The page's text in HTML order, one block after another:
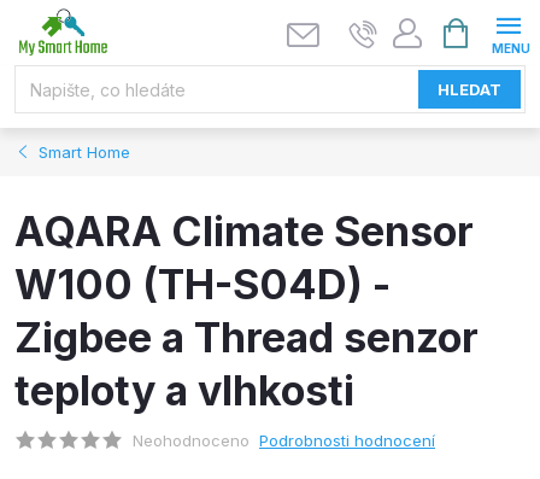
HLEDAT
NÁKUPNÍ
KOŠÍK
Smart Home
AQARA Climate Sensor
W100 (TH-S04D) -
Zigbee a Thread senzor
teploty a vlhkosti
Neohodnoceno Podrobnosti hodnocení